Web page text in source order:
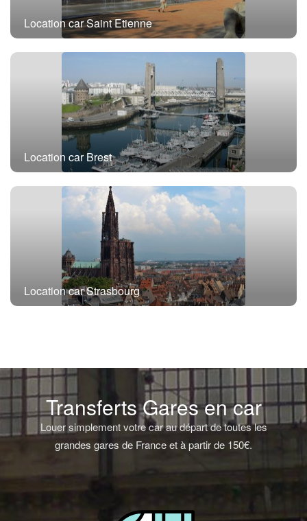
Location car Saint Etienne
Location car Brest
Location car Strasbourg
Transferts Gares en car
Louer simplement votre car au départ de toutes les
grandes gares de France et à partir de 150€.